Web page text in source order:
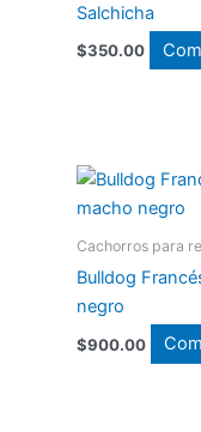
Salchicha
$350.00
Cachorros para
Bulldog
negro
$900.00